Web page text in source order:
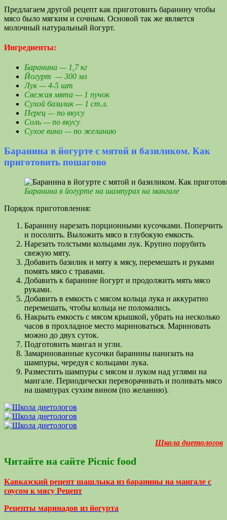
Предлагаем другой рецепт как приготовить баранину чтобы
мясо было мягким и сочным. Основой так же является
молочный натуральный йогурт.
Ингредиенты:
Баранина — 1,7 кг
Йогурт — 300 мл
Лук — 4-5 шт
Свежая мята — 1 пучок
Сухой базилик — 1 ст.л.
Перец — по вкусу
Соль — по вкусу
Сухое вино — по желанию
Баранина в йогурте с мятой и базиликом. Как
приготовить пошагово
Баранина в йогурте на шампурах на мангале
Порядок приготовления:
Баранину нарезать порционными кусочками. Поперчить
и посолить. Выложить мясо в глубокую емкость.
Нарезать толстыми кольцами лук. Крупно порубить
свежую мяту.
Добавить базилик и мяту к мясу, перемешать и руками
помять мясо с травами.
Добавить к баранине йогурт и продолжить мять мясо
руками.
Добавить в емкость с мясом кольца лука и аккуратно
перемешать, чтобы кольца не поломались.
Накрыть емкость с мясом крышкой, убрать на несколько
часов в прохладное место мариноваться. Мариновать
можно до двух суток.
Подготовить мангал и угли.
Замаринованные кусочки баранины нанизать на
шампуры, чередуя с кольцами лука.
Разместить шампуры с мясом и луком над углями на
мангале. Периодически переворачивать и поливать мясо
на шампурах сухим вином (по желанию).
Школа диетологов
Читайте на сайте Picnic food
Кавказский рецепт шашлыка из баранины на мангале с
соусом к мясу Рецепт
Рецепты маринадов из йогурта